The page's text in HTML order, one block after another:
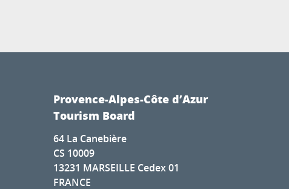
Provence-Alpes-Côte d’Azur
Tourism Board
64 La Canebière
CS 10009
13231 MARSEILLE Cedex 01
FRANCE